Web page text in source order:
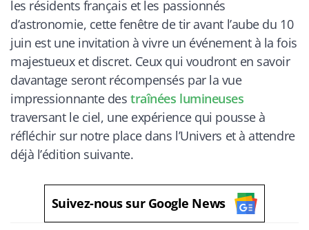
les résidents français et les passionnés
d’astronomie, cette fenêtre de tir avant l’aube du 10
juin est une invitation à vivre un événement à la fois
majestueux et discret. Ceux qui voudront en savoir
davantage seront récompensés par la vue
impressionnante destraînées lumineuses
traversant le ciel, une expérience qui pousse à
réfléchir sur notre place dans l’Univers et à attendre
déjà l’édition suivante.
Suivez-nous sur Google News